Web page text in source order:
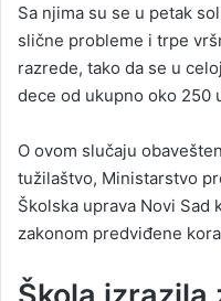
Sa njima su se u petak
slične probleme i trpe
razrede, tako da se u
dece od ukupno oko 250
O ovom slučaju
tužilaštvo, Ministarstvo
Školska uprava Novi
zakonom predviđene